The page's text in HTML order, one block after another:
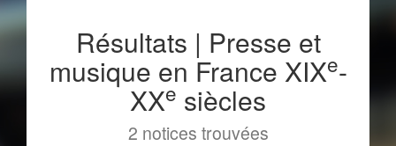
Résultats | Presse et
musique en France XIXe-
XXe siècles
2 notices trouvées